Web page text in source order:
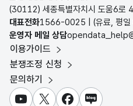
인천데이터포털
울산광역시 데이터포털
전남광주통합특별시 빅데이터 플
대전광역시 데이터포털
세종특별자치시 데이터포털
문화데이터광장
농림축산식품 공공데이터포털
보건의료빅데이터개방시스템
식품의약품안전처 데이터포털
교육통계서비스
(30112) 세종특별자치시 도움6로
대표전화1566-0025 | (유료, 평
운영자 메일 상담
이용가이드
분쟁조정 신청
문의하기